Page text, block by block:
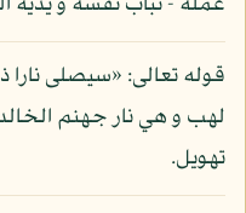
قوله تعالى: «سيصلى
لهب و هي نار جهنم
تهويل.